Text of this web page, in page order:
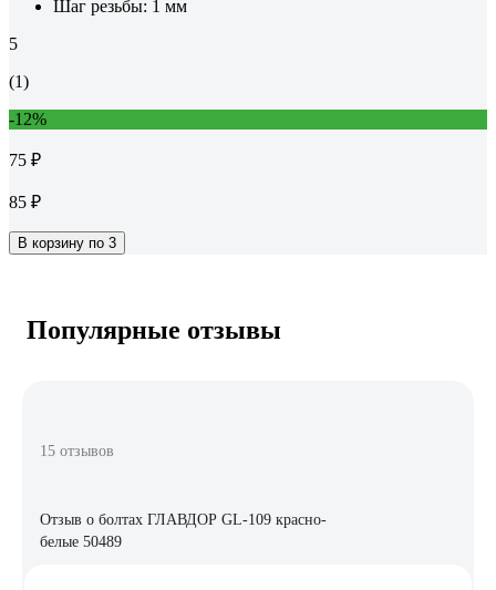
Шаг резьбы: 1 мм
5
(1)
-12%
75 ₽
85 ₽
В корзину по 3
Популярные отзывы
15 отзывов
Отзыв о болтах ГЛАВДОР GL-109 красно-
белые 50489